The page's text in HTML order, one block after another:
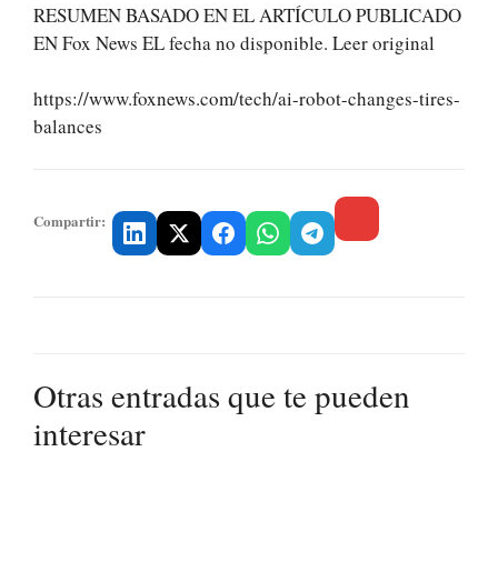
RESUMEN BASADO EN EL ARTÍCULO PUBLICADO
EN Fox News EL fecha no disponible. Leer original
https://www.foxnews.com/tech/ai-robot-changes-tires-
balances
Compartir:
Otras entradas que te pueden
interesar